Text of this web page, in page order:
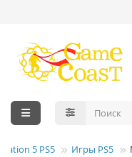
5 PS5 Игры PS5